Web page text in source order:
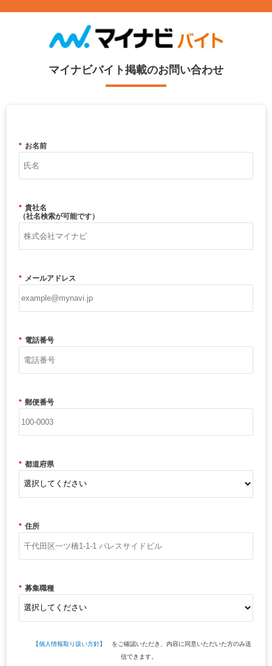
マイナビバイト掲載のお問い合わせ
* お名前
* 貴社名
（社名検索が可能です）
* メールアドレス
* 電話番号
* 郵便番号
* 都道府県
* 住所
* 募集職種
【個人情報取り扱い方針】
をご確認いただき、内容に同意いただいた方のみ送
信できます。